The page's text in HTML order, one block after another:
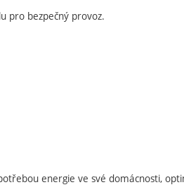
pro bezpečný provoz.
energie ve své domácnosti,